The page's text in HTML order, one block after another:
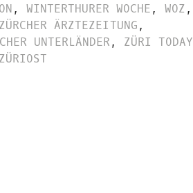
, WINTERTHURER WOCHE, WOZ,
ZÜRCHER ÄRZTEZEITUNG,
UNTERLÄNDER, ZÜRI TODAY
ZÜRIOST